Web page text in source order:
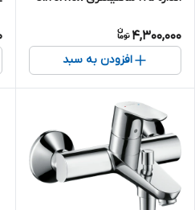
4,300,000
افزودن به سبد